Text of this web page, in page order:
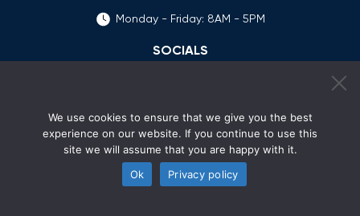
Monday - Friday: 8AM - 5PM
SOCIALS
© 2026 Avocatul Poporului Ombudsman. All rights
We use cookies to ensure that we give you the best
experience on our website. If you continue to use this
site we will assume that you are happy with it.
Ok
Privacy policy